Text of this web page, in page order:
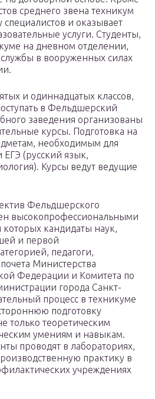
среднего звена техникум
специалистов и оказывает
услуги. Студенты,
на дневном отделении,
службы в вооруженных силах
и одиннадцатых классов,
в Фельдшерский
заведения организованы
курсы. Подготовка на
необходимым для
(русский язык,
Курсы ведут ведущие
Фельдшерского
высокопрофессиональными
которых кандидаты наук,
и первой
педагоги,
Министерства
Федерации и Комитета по
города Санкт-
процесс в техникуме
подготовку
только теоретическим
умениям и навыкам.
проводят в лабораториях,
практику в
учреждениях